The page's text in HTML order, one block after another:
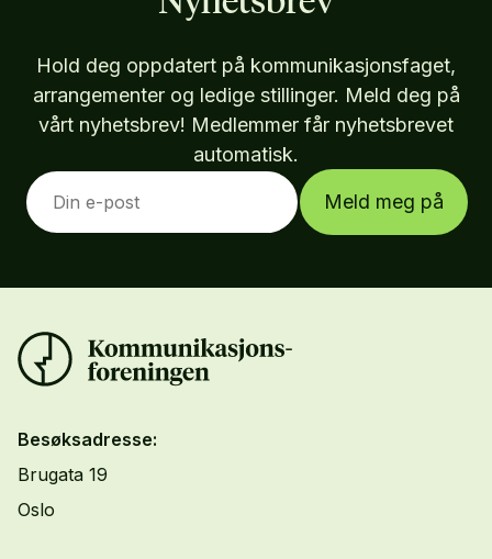
Hold deg oppdatert på kommunikasjonsfaget,
arrangementer og ledige stillinger. Meld deg på
vårt nyhetsbrev! Medlemmer får nyhetsbrevet
automatisk.
Meld meg på
Besøksadresse:
Brugata 19
Oslo